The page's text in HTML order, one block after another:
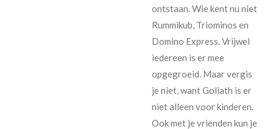
ontstaan. Wie kent nu niet
Rummikub, Triominos en
Domino Express. Vrijwel
iedereen is er mee
opgegroeid. Maar vergis
je niet, want Goliath is er
niet alleen voor kinderen.
Ook met je vrienden kun je